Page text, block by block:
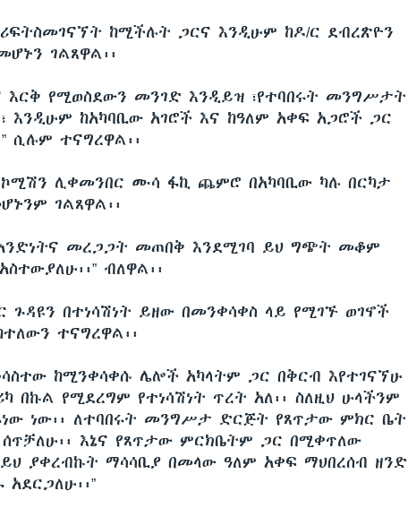
ከሚችሉት ጋርና እንዲሁም ከዶ/ር ደብረጽዮን
ገልጸዋል፡፡
እርቅ የሚወስደውን መንገድ እንዲይዝ ፣የተባበሩት መንግሥታት
እንዲሁም ከአካባቢው አገሮች እና ከዓለም አቀፍ አጋሮች ጋር
ሲሉም ተናግረዋል፡፡
ኮሚሽን ሊቀመንበር ሙሳ ፋኪ ጨምሮ በአካባቢው ካሉ በርካታ
ገልጸዋል፡፡
መረጋጋት መጠበቅ እንደሚገባ ይህ ግጭት መቆም
ብለዋል፡፡
ጉዳዩን በተነሳሽነት ይዘው በመንቀሳቀስ ላይ የሚገኙ ወገኖች
ተናግረዋል፡፡
ከሚንቀሳቀሱ ሌሎች አካላትም ጋር በቅርብ እየተገናኘሁ
በኩል የሚደረግም የተነሳሽነት ጥረት አለ፡፡ ስለዚህ ሁላችንም
ነው፡፡ ለተባበሩት መንግሥታ ድርጅት የጸጥታው ምክር ቤት
እኔና የጸጥታው ምርክቤትም ጋር በሚቀጥለው
ይህ ያቀረብኩት ማሳሳቢያ በመላው ዓለም አቀፍ ማህበረሰብ ዘንድ